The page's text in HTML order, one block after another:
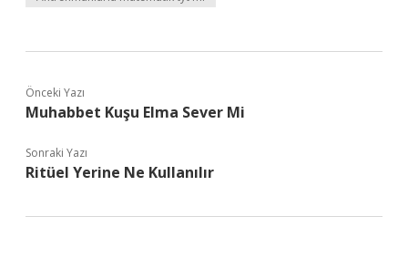
Önceki Yazı
Muhabbet Kuşu Elma Sever Mi
Sonraki Yazı
Ritüel Yerine Ne Kullanılır